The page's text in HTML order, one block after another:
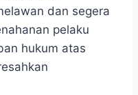
dan segera
pelaku
hukum atas